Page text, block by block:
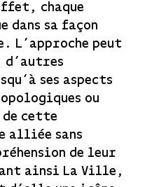
chaque
dans sa façon
L’approche peut
ses aspects
ou
cette
alliée sans
de leur
ainsi La Ville,